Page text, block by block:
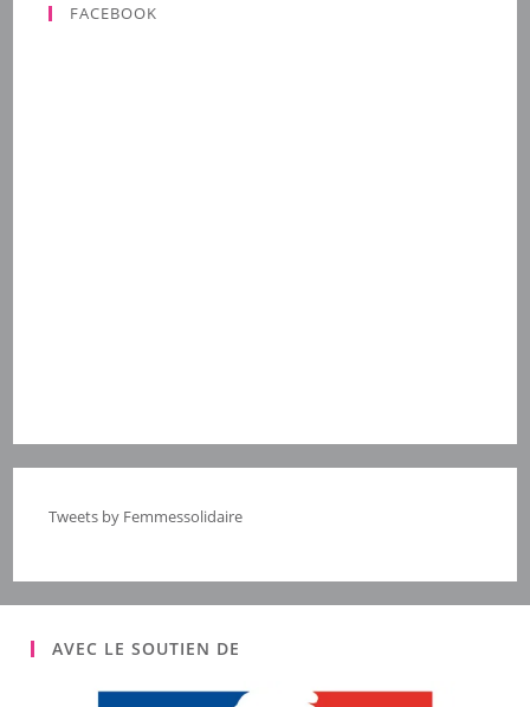
FACEBOOK
Tweets by Femmessolidaire
AVEC LE SOUTIEN DE